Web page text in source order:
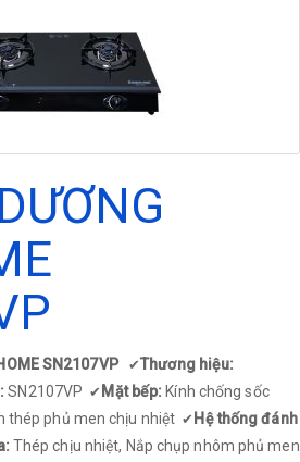
SN2107VP ✔Thương hiệu:
SN2107VP ✔ Mặt bếp: Kính chống sốc
thép phủ men chịu nhiệt ✔ Hệ thống đánh
Thép chịu nhiệt, Nắp chụp nhôm phủ men